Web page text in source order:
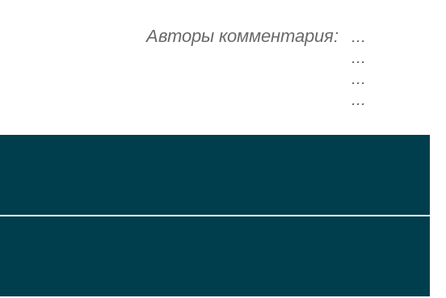
Авторы комментария:
...
...
...
...